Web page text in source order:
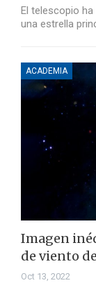
El telescopio
una estrella
ACADEMIA
Imagen
de viento
Oct 13, 2022